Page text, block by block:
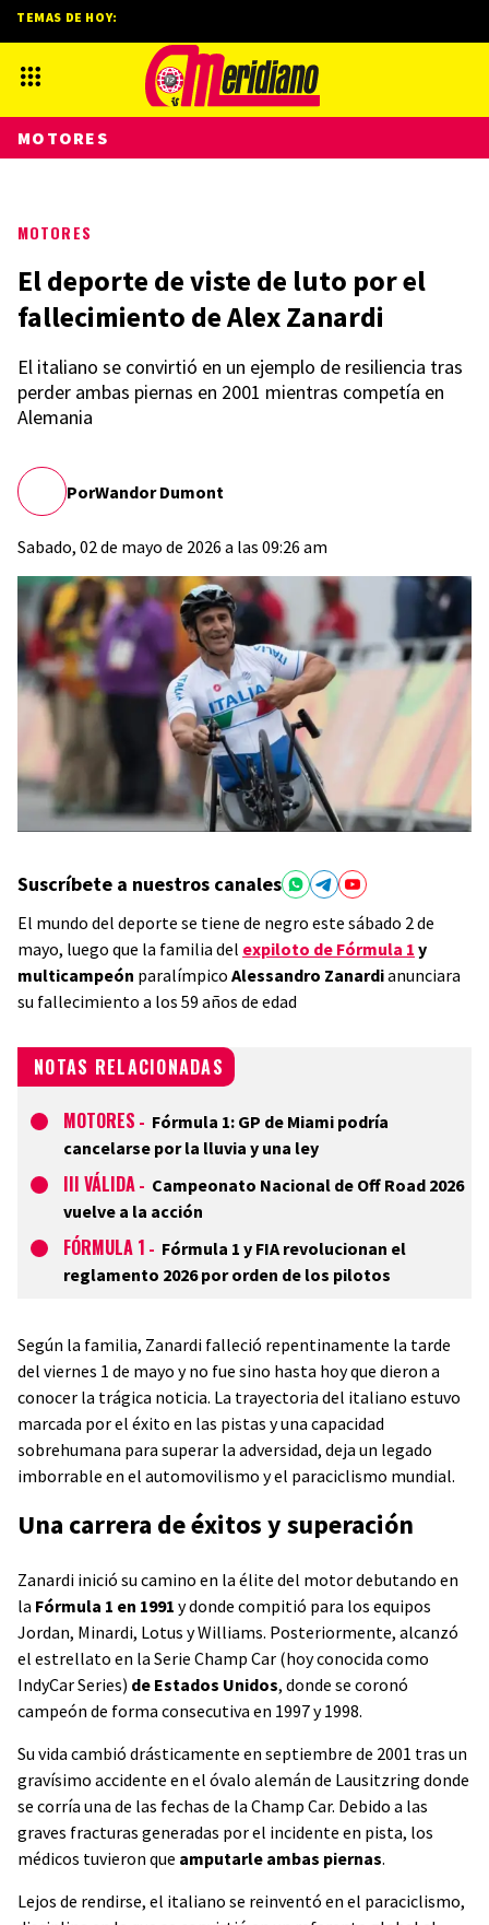
MOTORES
El deporte de viste de luto por el
fallecimiento de Alex Zanardi
El italiano se convirtió en un ejemplo de resiliencia tras
perder ambas piernas en 2001 mientras competía en
Alemania
PorWandor Dumont
Sabado, 02 de mayo de 2026 a las 09:26 am
Suscríbete a nuestros canales
El mundo del deporte se tiene de negro este sábado 2 de
mayo, luego que la familia del expiloto de Fórmula 1 y
multicampeón paralímpico Alessandro Zanardianunciara
su fallecimiento a los 59 años de edad
NOTAS RELACIONADAS
MOTORES - Fórmula 1: GP de Miami podría
cancelarse por la lluvia y una ley
III VÁLIDA - Campeonato Nacional de Off Road 2026
vuelve a la acción
FÓRMULA 1 - Fórmula 1 y FIA revolucionan el
reglamento 2026 por orden de los pilotos
Según la familia, Zanardi falleció repentinamente la tarde
del viernes 1 de mayo y no fue sino hasta hoy que dieron a
conocer la trágica noticia. La trayectoria del italiano estuvo
marcada por el éxito en las pistas y una capacidad
sobrehumana para superar la adversidad, deja un legado
imborrable en el automovilismo y el paraciclismo mundial.
Una carrera de éxitos y superación
Zanardi inició su camino en la élite del motor debutando en
la Fórmula 1 en 1991 y donde compitió para los equipos
Jordan, Minardi, Lotus y Williams. Posteriormente, alcanzó
el estrellato en la Serie Champ Car (hoy conocida como
IndyCar Series) de Estados Unidos, donde se coronó
campeón de forma consecutiva en 1997 y 1998.
Su vida cambió drásticamente en septiembre de 2001 tras un
gravísimo accidente en el óvalo alemán de Lausitzring donde
se corría una de las fechas de la Champ Car. Debido a las
graves fracturas generadas por el incidente en pista, los
médicos tuvieron que amputarle ambas piernas.
Lejos de rendirse, el italiano se reinventó en el paraciclismo,
TEMAS DE HOY:
MOTORES